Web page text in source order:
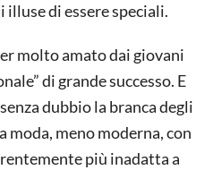
di essere speciali.
molto amato dai giovani
di grande successo. E
dubbio la branca degli
meno moderna, con
più inadatta a